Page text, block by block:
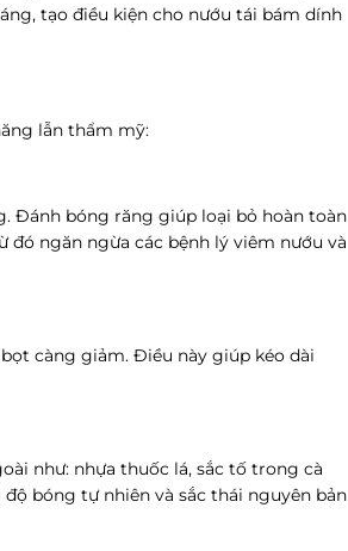
tạo điều kiện cho nướu tái bám dính
lẫn thẩm mỹ:
Đánh bóng răng giúp loại bỏ hoàn toàn
ngăn ngừa các bệnh lý viêm nướu và
càng giảm. Điều này giúp kéo dài
như: nhựa thuốc lá, sắc tố trong cà
bóng tự nhiên và sắc thái nguyên bản